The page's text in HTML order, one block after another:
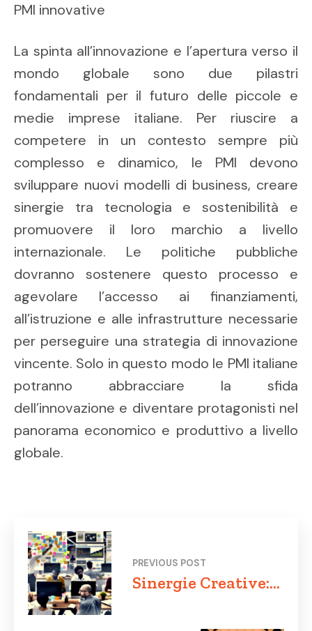
PMI innovative
La spinta all’innovazione e l’apertura verso il
mondo globale sono due pilastri
fondamentali per il futuro delle piccole e
medie imprese italiane. Per riuscire a
competere in un contesto sempre più
complesso e dinamico, le PMI devono
sviluppare nuovi modelli di business, creare
sinergie tra tecnologia e sostenibilità e
promuovere il loro marchio a livello
internazionale. Le politiche pubbliche
dovranno sostenere questo processo e
agevolare l’accesso ai finanziamenti,
all’istruzione e alle infrastrutture necessarie
per perseguire una strategia di innovazione
vincente. Solo in questo modo le PMI italiane
potranno abbracciare la sfida
dell’innovazione e diventare protagonisti nel
panorama economico e produttivo a livello
globale.
PREVIOUS POST
Sinergie Creative:
Sviluppo e